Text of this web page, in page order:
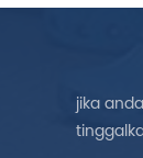
jika